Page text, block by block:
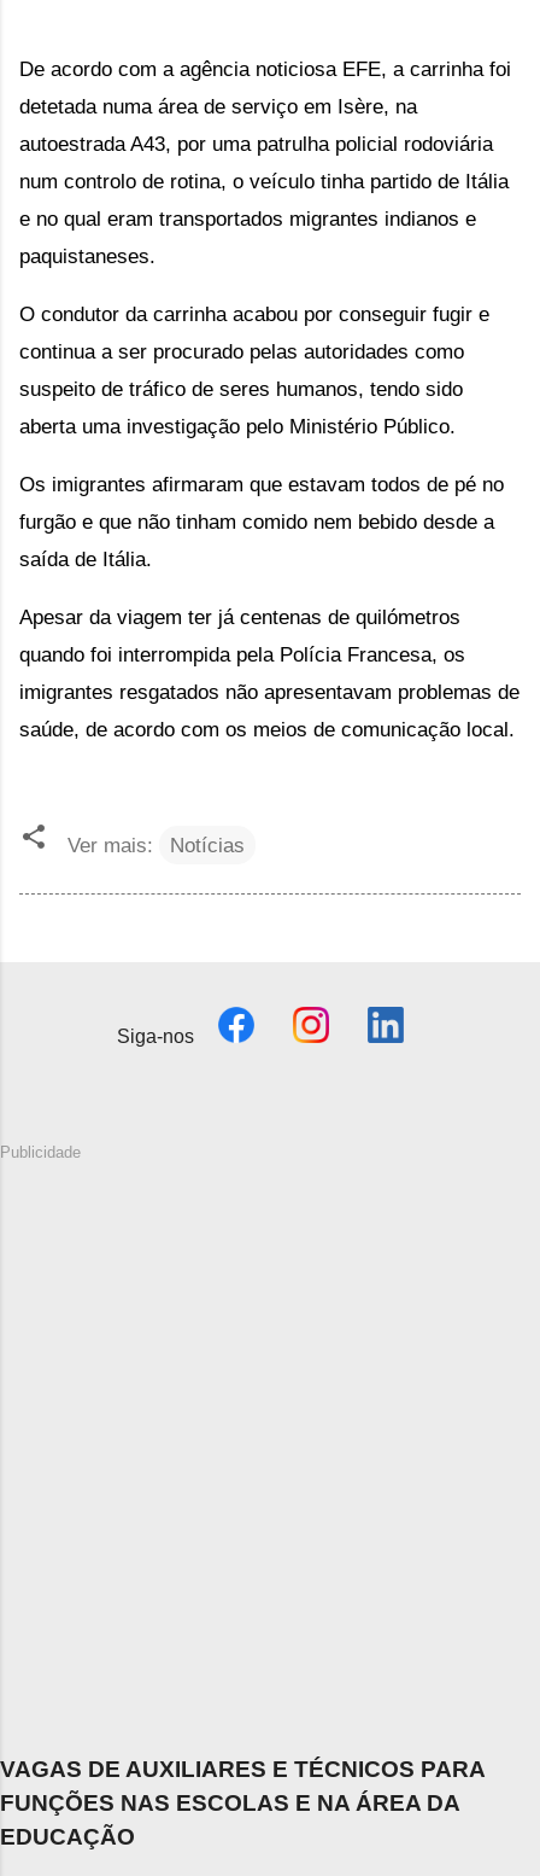
De acordo com a agência noticiosa EFE, a carrinha foi
detetada numa área de serviço em Isère, na
autoestrada A43, por uma patrulha policial rodoviária
num controlo de rotina, o veículo tinha partido de Itália
e no qual eram transportados migrantes indianos e
paquistaneses.
O condutor da carrinha acabou por conseguir fugir e
continua a ser procurado pelas autoridades como
suspeito de tráfico de seres humanos, tendo sido
aberta uma investigação pelo Ministério Público.
Os imigrantes afirmaram que estavam todos de pé no
furgão e que não tinham comido nem bebido desde a
saída de Itália.
Apesar da viagem ter já centenas de quilómetros
quando foi interrompida pela Polícia Francesa, os
imigrantes resgatados não apresentavam problemas de
saúde, de acordo com os meios de comunicação local.
Ver mais: Notícias
Siga-nos
Publicidade
VAGAS DE AUXILIARES E TÉCNICOS PARA
FUNÇÕES NAS ESCOLAS E NA ÁREA DA
EDUCAÇÃO